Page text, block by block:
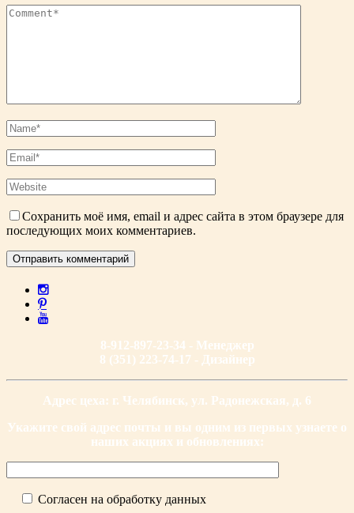
Сохранить моё имя, email и адрес сайта в этом браузере для
последующих моих комментариев.
8-912-897-23-34 - Менеджер
8 (351) 223-74-17 - Дизайнер
Адрес цеха: г. Челябинск, ул. Радонежская, д. 6
Укажите свой адрес почты и вы одним из первых узнаете о
наших акциях и обновлениях:
Согласен на обработку данных